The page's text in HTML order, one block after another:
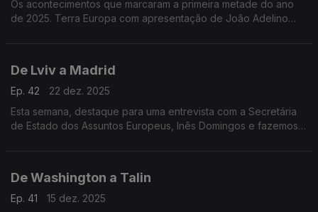
Os acontecimentos que marcaram a primeira metade do ano
de 2025. Terra Europa com apresentação de João Adelino
De Lviv a Madrid
Ep. 42
22 dez. 2025
Esta semana, destaque para uma entrevista com a Secretária
de Estado dos Assuntos Europeus, Inês Domingos e fazemos
De Washington a Talin
Ep. 41
15 dez. 2025